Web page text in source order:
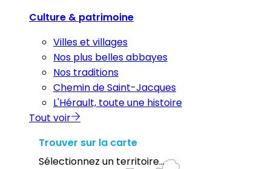
Culture & patrimoine
Villes et villages
Nos plus belles abbayes
Nos traditions
Chemin de Saint-Jacques
L'Hérault, toute une histoire
Tout voir
Trouver sur la carte
Sélectionnez un territoire...